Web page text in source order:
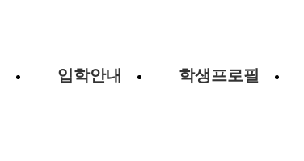
입학안내 학생프로필